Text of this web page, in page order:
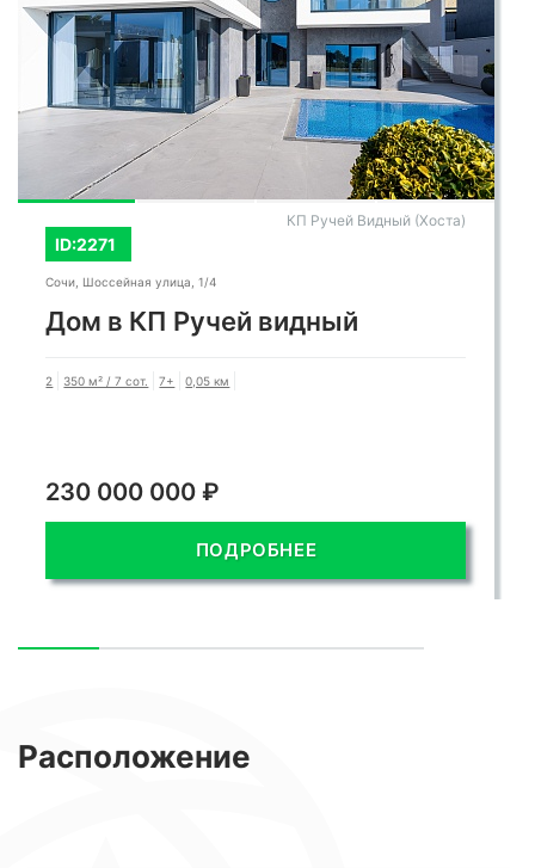
ID:2271
КП Ручей Видный (Хоста)
Сочи, Шоссейная улица, 1/4
Дом в КП Ручей видный
2 350 м² / 7 сот. 7+ 0,05 км
230 000 000 ₽
ПОДРОБНЕЕ
Расположение